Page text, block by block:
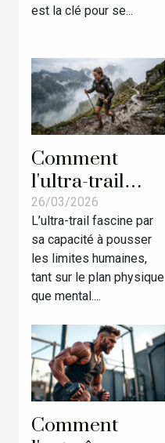
est la clé pour se...
Comment
l'ultra-trail
forge la
résilience chez
les athlètes ?
26/03/2026
L’ultra-trail fascine par
sa capacité à pousser
les limites humaines,
tant sur le plan physique
que mental....
Comment